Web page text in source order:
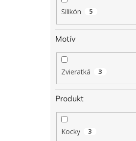
Silikón 5
Motív
Zvieratká 3
Produkt
Kocky 3